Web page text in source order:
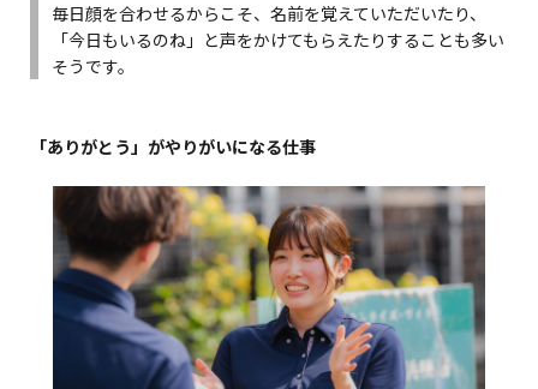
毎日顔を合わせるからこそ、名前を覚えていただいたり、
「今日もいるのね」と声をかけてもらえたりすることも多い
そうです。
「ありがとう」がやりがいになる仕事